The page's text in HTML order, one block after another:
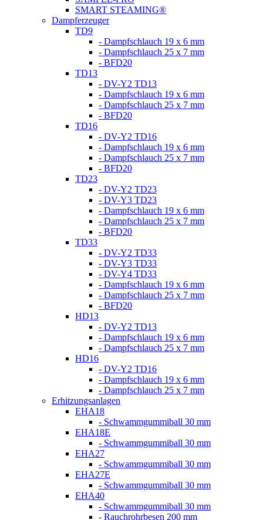
SMART STEAMING®
Dampferzeuger
TD9
- Dampfschlauch 19 x 6 mm
- Dampfschlauch 25 x 7 mm
- BFD20
TD13
- DV-Y2 TD13
- Dampfschlauch 19 x 6 mm
- Dampfschlauch 25 x 7 mm
- BFD20
TD16
- DV-Y2 TD16
- Dampfschlauch 19 x 6 mm
- Dampfschlauch 25 x 7 mm
- BFD20
TD23
- DV-Y2 TD23
- DV-Y3 TD23
- Dampfschlauch 19 x 6 mm
- Dampfschlauch 25 x 7 mm
- BFD20
TD33
- DV-Y2 TD33
- DV-Y3 TD33
- DV-Y4 TD33
- Dampfschlauch 19 x 6 mm
- Dampfschlauch 25 x 7 mm
- BFD20
HD13
- DV-Y2 TD13
- Dampfschlauch 19 x 6 mm
- Dampfschlauch 25 x 7 mm
HD16
- DV-Y2 TD16
- Dampfschlauch 19 x 6 mm
- Dampfschlauch 25 x 7 mm
Erhitzungsanlagen
EHA18
- Schwammgummiball 30 mm
EHA18E
- Schwammgummiball 30 mm
EHA27
- Schwammgummiball 30 mm
EHA27E
- Schwammgummiball 30 mm
EHA40
- Schwammgummiball 30 mm
- Rauchrohrbesen 200 mm